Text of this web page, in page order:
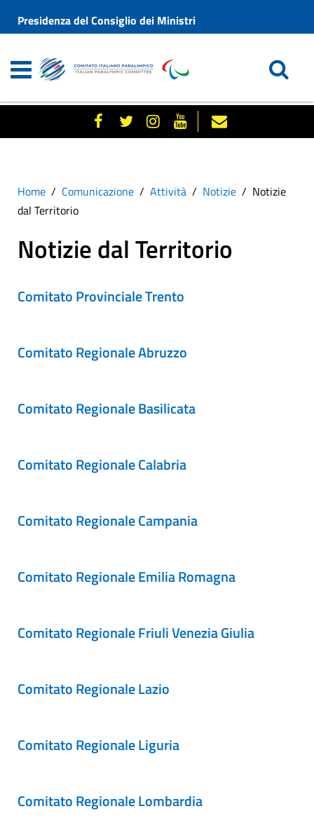
Presidenza del Consiglio dei Ministri
Home Comunicazione Attività Notizie
Notizie
dal Territorio
Notizie dal Territorio
Comitato Provinciale Trento
Comitato Regionale Abruzzo
Comitato Regionale Basilicata
Comitato Regionale Calabria
Comitato Regionale Campania
Comitato Regionale Emilia Romagna
Comitato Regionale Friuli Venezia Giulia
Comitato Regionale Lazio
Comitato Regionale Liguria
Comitato Regionale Lombardia